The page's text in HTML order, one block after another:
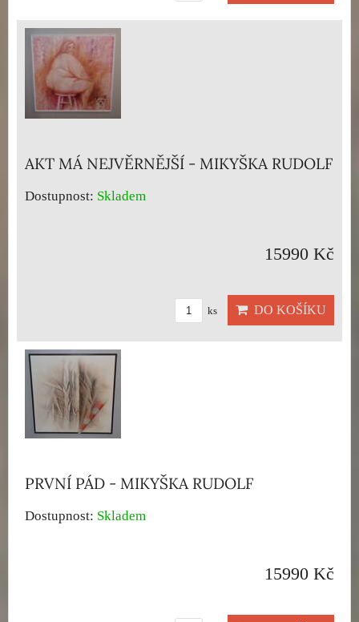
AKT MÁ NEJVĚRNĚJŠÍ - MIKYŠKA RUDOLF
Dostupnost: Skladem
15990 Kč
ks DO KOŠÍKU
PRVNÍ PÁD - MIKYŠKA RUDOLF
Dostupnost: Skladem
15990 Kč